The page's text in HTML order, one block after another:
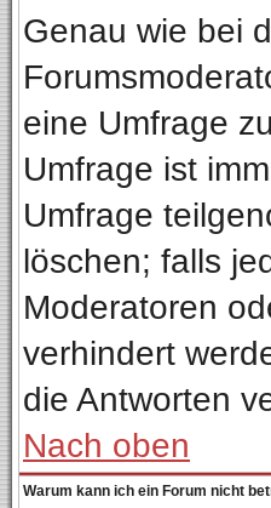
Genau wie bei
eine Umfrage
Umfrage ist
Umfrage
löschen; falls
Moderatoren
verhindert
die Antworten
Nach oben
Warum kann ich ein Forum nicht